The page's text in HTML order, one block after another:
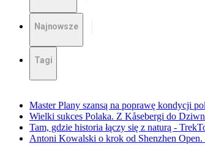
Najnowsze
Tagi
Master Plany szansą na poprawę kondycji
Wielki sukces Polaka. Z Kåsebergi do
Tam, gdzie historia łączy się z naturą -
Antoni Kowalski o krok od Shenzhen